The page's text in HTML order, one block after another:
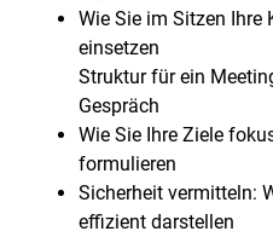
Wie Sie im Sitzen Ihre
einsetzen
Struktur für ein
Gespräch
Wie Sie Ihre Ziele
formulieren
Sicherheit vermitteln:
effizient darstellen